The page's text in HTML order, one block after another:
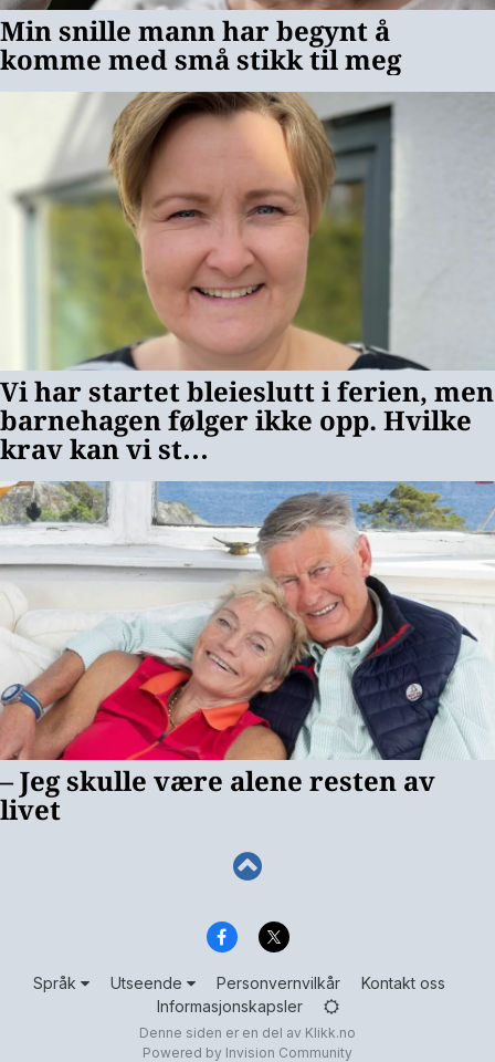
Språk Utseende Personvernvilkår
Kontakt oss
Informasjonskapsler
Denne siden er en del av Klikk.no
Powered by Invision Community